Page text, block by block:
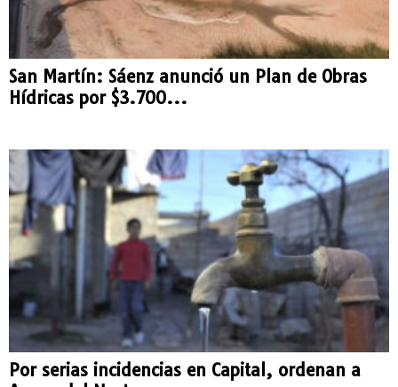
San Martín: Sáenz anunció un Plan de Obras
Hídricas por $3.700...
Por serias incidencias en Capital, ordenan a